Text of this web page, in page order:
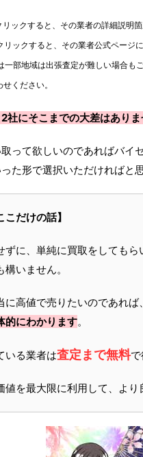
ックすると、その業者の詳細説明箇
ックすると、その業者公式ページに
部地域は出張査定が難しい場合も
ください。
社にそこまでの大差はあり
って欲しいのであればバイ
た形で選択いただければと思
こだけの話】
ずに、単純に買取をしても
いません。
に高値で売りたいのであれば、
的にわかります。
いる業者は査定まで無料で
値を最大限に利用して、より